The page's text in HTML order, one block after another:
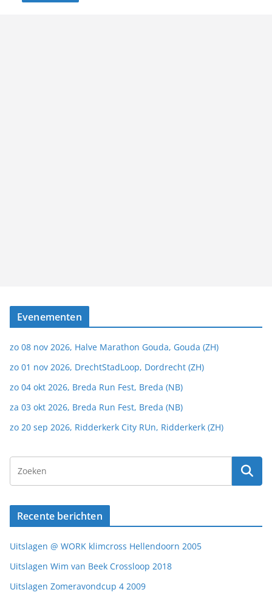
Evenementen
zo 08 nov 2026, Halve Marathon Gouda, Gouda (ZH)
zo 01 nov 2026, DrechtStadLoop, Dordrecht (ZH)
zo 04 okt 2026, Breda Run Fest, Breda (NB)
za 03 okt 2026, Breda Run Fest, Breda (NB)
zo 20 sep 2026, Ridderkerk City RUn, Ridderkerk (ZH)
Recente berichten
Uitslagen @ WORK klimcross Hellendoorn 2005
Uitslagen Wim van Beek Crossloop 2018
Uitslagen Zomeravondcup 4 2009